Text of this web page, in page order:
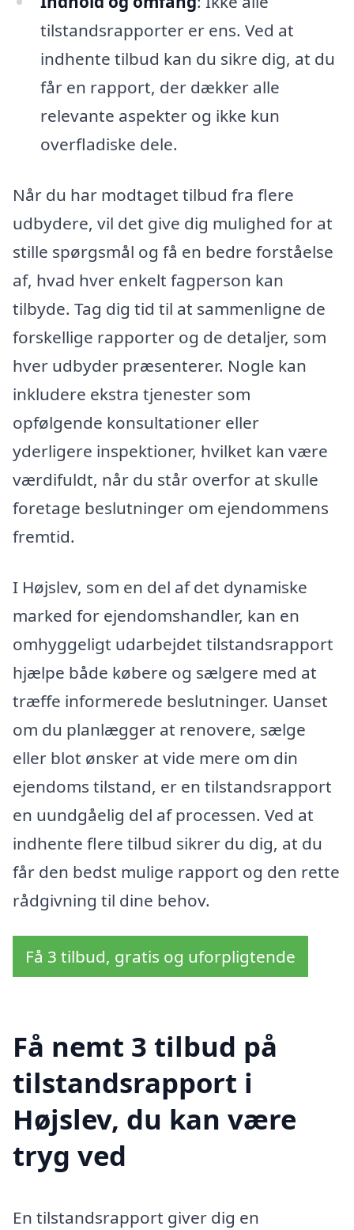
tilstandsrapporter er ens. Ved at
indhente tilbud kan du sikre dig, at du
får en rapport, der dækker alle
relevante aspekter og ikke kun
overfladiske dele.
Når du har modtaget tilbud fra flere
udbydere, vil det give dig mulighed for at
stille spørgsmål og få en bedre forståelse
af, hvad hver enkelt fagperson kan
tilbyde. Tag dig tid til at sammenligne de
forskellige rapporter og de detaljer, som
hver udbyder præsenterer. Nogle kan
inkludere ekstra tjenester som
opfølgende konsultationer eller
yderligere inspektioner, hvilket kan være
værdifuldt, når du står overfor at skulle
foretage beslutninger om ejendommens
fremtid.
I Højslev, som en del af det dynamiske
marked for ejendomshandler, kan en
omhyggeligt udarbejdet tilstandsrapport
hjælpe både købere og sælgere med at
træffe informerede beslutninger. Uanset
om du planlægger at renovere, sælge
eller blot ønsker at vide mere om din
ejendoms tilstand, er en tilstandsrapport
en uundgåelig del af processen. Ved at
indhente flere tilbud sikrer du dig, at du
får den bedst mulige rapport og den rette
rådgivning til dine behov.
Få 3 tilbud, gratis og uforpligtende
Få nemt 3 tilbud på
tilstandsrapport i
Højslev, du kan være
tryg ved
En tilstandsrapport giver dig en